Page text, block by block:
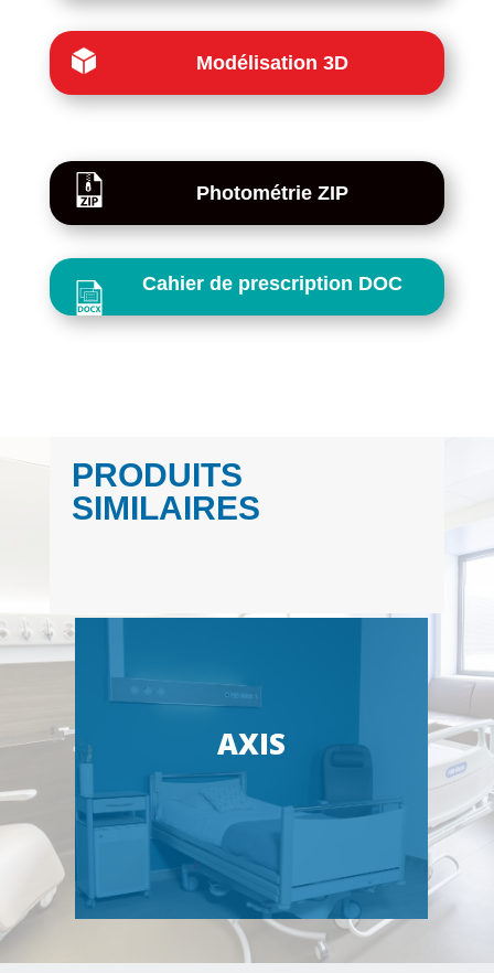
Modélisation 3D
Photométrie ZIP
Cahier de prescription DOC
PRODUITS
SIMILAIRES
AXIS